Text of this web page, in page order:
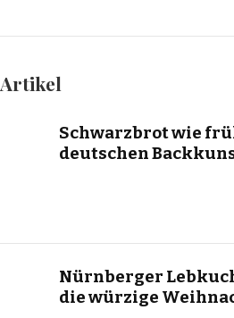
Schwarzbrot wie
deutschen
Nürnberger
die würzige